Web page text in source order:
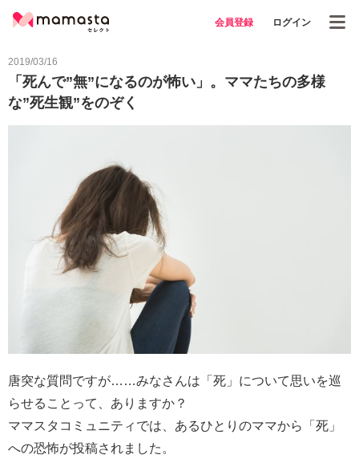
会員登録 ログイン
2019/03/16
「死んで”無”になるのが怖い」。ママたちの多様
な”死生観”をのぞく
唐突な質問ですが……みなさんは「死」について思いを巡
らせることって、ありますか？
ママスタコミュニティでは、あるひとりのママから「死」
への恐怖が投稿されました。